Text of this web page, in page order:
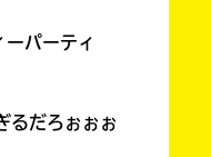
パーティ
るだろぉぉぉ